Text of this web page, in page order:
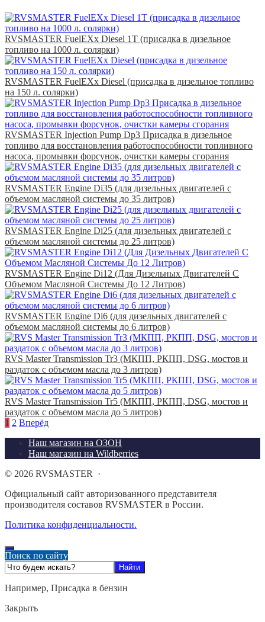
RVSMASTER FuelEXx Diesel 1T (присадка в дизельное
топливо на 1000 л. солярки)
RVSMASTER FuelEXx Diesel (присадка в дизельное топливо
на 150 л. солярки)
RVSMASTER Injection Pump Dp3 Присадка в дизельное
топливо для восстановления работоспособности топливного
насоса, промывки форсунок, очистки камеры сгорания
RVSMASTER Engine Di35 (для дизельных двигателей с
объемом масляной системы до 35 литров)
RVSMASTER Engine Di25 (для дизельных двигателей с
объемом масляной системы до 25 литров)
RVSMASTER Engine Di12 (Для Дизельных Двигателей С
Объемом Масляной Системы До 12 Литров)
RVSMASTER Engine Di6 (для дизельных двигателей с
объемом масляной системы до 6 литров)
RVS Master Transmission Tr3 (МКПП, РКПП, DSG, мостов и
раздаток с объемом масла до 3 литров)
RVS Master Transmission Tr5 (МКПП, РКПП, DSG, мостов и
раздаток с объемом масла до 5 литров)
1 2 Вперёд
Наш магазин на ОЗОН
Наш магазин на Wildberries
© 2026 RVSMASTER
·
Официальный сайт авторизованного представителя
производителя составов RVSMASTER в России.
Политика конфиденциальности.
Поиск по сайту
Например, Присадка в бензин
Закрыть